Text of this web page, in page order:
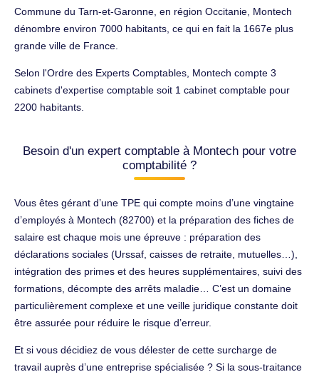
Commune du Tarn-et-Garonne, en région Occitanie, Montech
dénombre environ 7000 habitants, ce qui en fait la 1667e plus
grande ville de France.
Selon l'Ordre des Experts Comptables, Montech compte 3
cabinets d'expertise comptable soit 1 cabinet comptable pour
2200 habitants.
Besoin d'un expert comptable à Montech pour votre
comptabilité ?
Vous êtes gérant d’une TPE qui compte moins d’une vingtaine
d’employés à Montech (82700) et la préparation des fiches de
salaire est chaque mois une épreuve : préparation des
déclarations sociales (Urssaf, caisses de retraite, mutuelles…),
intégration des primes et des heures supplémentaires, suivi des
formations, décompte des arrêts maladie… C’est un domaine
particulièrement complexe et une veille juridique constante doit
être assurée pour réduire le risque d’erreur.
Et si vous décidiez de vous délester de cette surcharge de
travail auprès d’une entreprise spécialisée ? Si la sous-traitance